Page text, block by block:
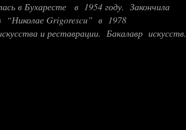
в Бухаресте в 1954 году. Закончила
“Николае Grigorescu” в 1978
и реставрации. Бакалавр искусств.